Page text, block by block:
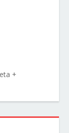
+